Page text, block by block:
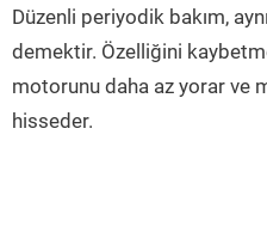
Düzenli periyodik bakım,
demektir. Özelliğini
motorunu daha az yorar ve
hisseder.